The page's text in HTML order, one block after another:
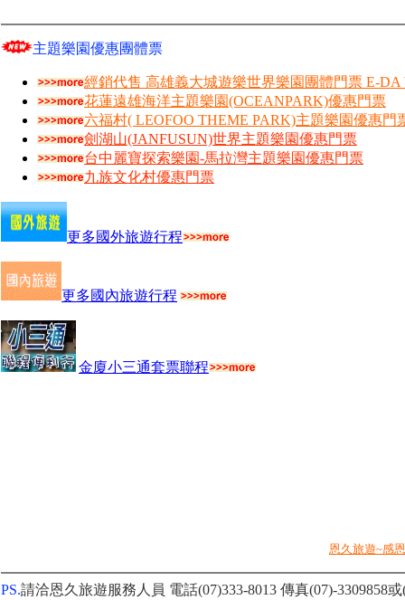
主題樂園優惠團體票
經銷代售 高雄義大城遊樂世界樂園團體門票 E-DA
花蓮遠雄海洋主題樂園(OCEANPARK)優惠門票
六福村( LEOFOO THEME PARK)主題樂園優惠門
劍湖山(JANFUSUN)世界主題樂園優惠門票
台中麗寶探索樂園-馬拉灣主題樂園優惠門票
九族文化村優惠門票
更多國外旅遊行程
更多國內旅遊行程
金廈小三通套票聯程
恩久旅遊~感
PS.請洽恩久旅遊服務人員 電話(07)333-8013 傳真(07)-3309858